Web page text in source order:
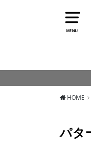
MENU
HOME
パタ